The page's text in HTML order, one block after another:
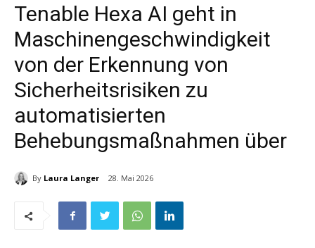
Tenable Hexa AI geht in
Maschinengeschwindigkeit
von der Erkennung von
Sicherheitsrisiken zu
automatisierten
Behebungsmaßnahmen über
By Laura Langer 28. Mai 2026